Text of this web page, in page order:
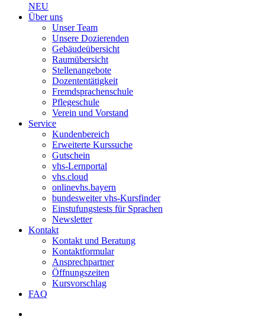
NEU
Über uns
Unser Team
Unsere Dozierenden
Gebäudeübersicht
Raumübersicht
Stellenangebote
Dozententätigkeit
Fremdsprachenschule
Pflegeschule
Verein und Vorstand
Service
Kundenbereich
Erweiterte Kurssuche
Gutschein
vhs-Lernportal
vhs.cloud
onlinevhs.bayern
bundesweiter vhs-Kursfinder
Einstufungstests für Sprachen
Newsletter
Kontakt
Kontakt und Beratung
Kontaktformular
Ansprechpartner
Öffnungszeiten
Kursvorschlag
FAQ